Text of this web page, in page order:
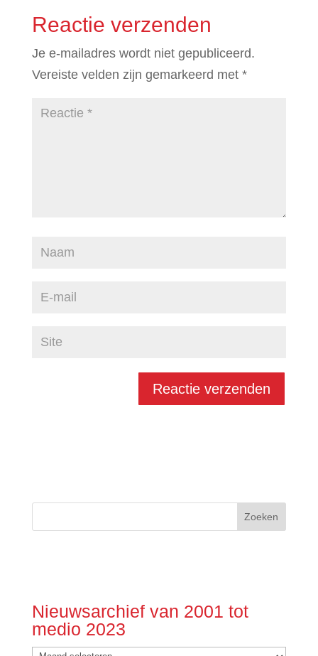
Reactie verzenden
Je e-mailadres wordt niet gepubliceerd.
Vereiste velden zijn gemarkeerd met *
Nieuwsarchief van 2001 tot
medio 2023
Nieuwsarchief